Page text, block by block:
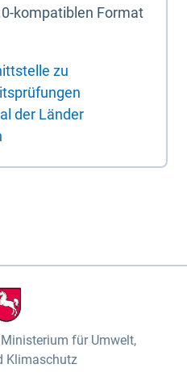
kompatiblen Format
zu
der Länder
für Umwelt,
Klimaschutz